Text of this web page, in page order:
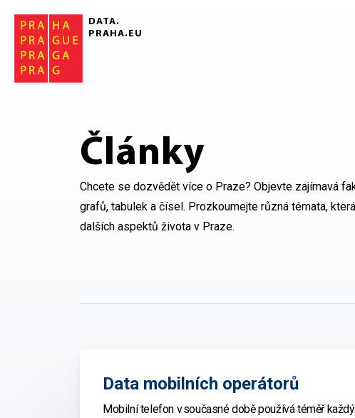
Přeskočit na hlavní obsah
DATA.
PRAHA.EU
Články
Chcete se dozvědět více o Praze? Objevte zajímavá
grafů, tabulek a čísel. Prozkoumejte různá témata,
dalších aspektů života v Praze.
Data mobilních operátorů
Mobilní telefon v současné době používá téměř